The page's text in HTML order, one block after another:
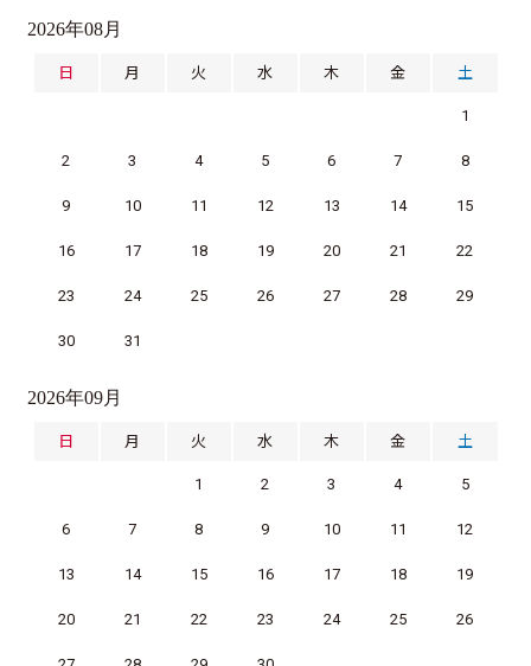
2026年08月
日 月 火 水 木 金 土
1
2 3 4 5 6 7 8
9 10 11 12 13 14 15
16 17 18 19 20 21 22
23 24 25 26 27 28 29
30 31
2026年09月
日 月 火 水 木 金 土
1 2 3 4 5
6 7 8 9 10 11 12
13 14 15 16 17 18 19
20 21 22 23 24 25 26